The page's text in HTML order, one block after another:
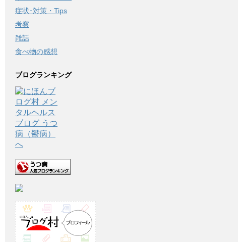
症状･対策・Tips
考察
雑話
食べ物の感想
ブログランキング